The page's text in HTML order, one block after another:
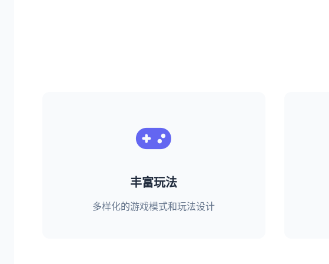
丰富玩法
多样化的游戏模式和玩法设计